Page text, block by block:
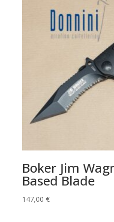
Boker Jim
Based Blade
147,00 €